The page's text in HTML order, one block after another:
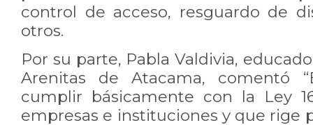
control de acceso, resguardo de
otros.
Por su parte, Pabla Valdivia,
Arenitas de Atacama, comentó
cumplir básicamente con la Ley
empresas e instituciones y que rige